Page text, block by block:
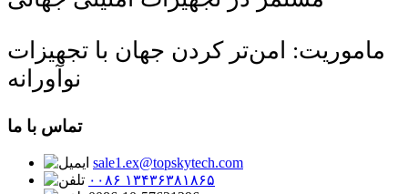
ماموریت: امن‌تر کردن جهان با تجهیزات
نوآورانه
تماس با ما
sale1.ex@topskytech.com
۰۰۸۶ ۱۳۴۳۶۳۸۱۸۶۵